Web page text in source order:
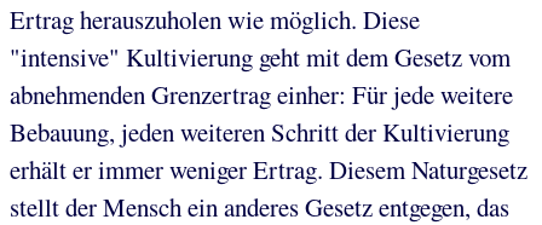
Ertrag herauszuholen wie möglich. Diese
"intensive" Kultivierung geht mit dem Gesetz vom
abnehmenden Grenzertrag einher: Für jede weitere
Bebauung, jeden weiteren Schritt der Kultivierung
erhält er immer weniger Ertrag. Diesem Naturgesetz
stellt der Mensch ein anderes Gesetz entgegen, das